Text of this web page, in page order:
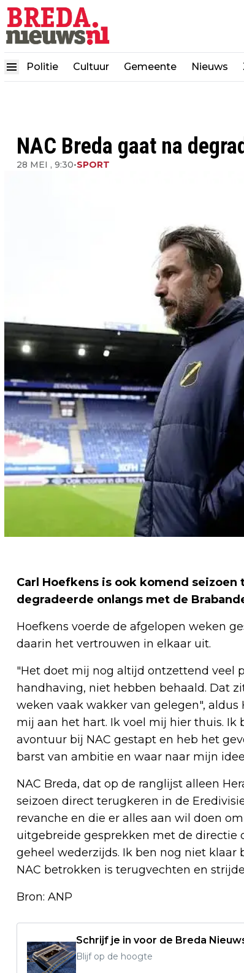
Politie Cultuur Gemeente Nieuws
NAC Breda gaat na
28 MEI , 9:30•SPORT
Carl Hoefkens is ook komend seizoen
degradeerde onlangs met de
Hoefkens voerde de afgelopen weken
daarin het vertrouwen in elkaar uit.
"Het doet mij nog altijd ontzettend veel
handhaving, niet hebben behaald. Dat
weken vaak wakker van gelegen", aldus
mij aan het hart. Ik voel mij hier thuis.
avontuur bij NAC gestapt en heb het
barst van ambitie en waar naar mijn
NAC Breda, dat op de ranglijst alleen
seizoen direct terugkeren in de
revanche en die er alles aan wil doen
uitgebreide gesprekken met de directie
geheel wederzijds. Ik ben nog niet klaar
NAC betrokken is terugvechten en
Bron: ANP
Schrijf je in voor de Breda
Blijf op de hoogte